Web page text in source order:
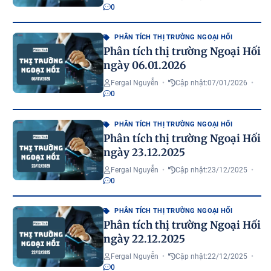
0
PHÂN TÍCH THỊ TRƯỜNG NGOẠI HỐI
Phân tích thị trường Ngoại Hối
ngày 06.01.2026
Fergal Nguyễn • Cập nhật:07/01/2026 •
0
PHÂN TÍCH THỊ TRƯỜNG NGOẠI HỐI
Phân tích thị trường Ngoại Hối
ngày 23.12.2025
Fergal Nguyễn • Cập nhật:23/12/2025 •
0
PHÂN TÍCH THỊ TRƯỜNG NGOẠI HỐI
Phân tích thị trường Ngoại Hối
ngày 22.12.2025
Fergal Nguyễn • Cập nhật:22/12/2025 •
0